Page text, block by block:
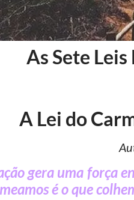
As Sete
A Lei do
gera uma força
é o que